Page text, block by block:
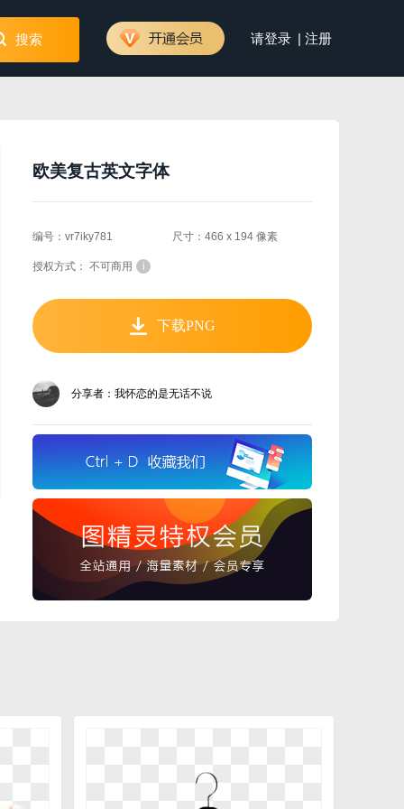
搜索 请登录 | 注册
欧美复古英文字体
编号：vr7iky781 尺寸：466 x 194 像素
授权方式： 不可商用 i
下载PNG
分享者：我怀恋的是无话不说